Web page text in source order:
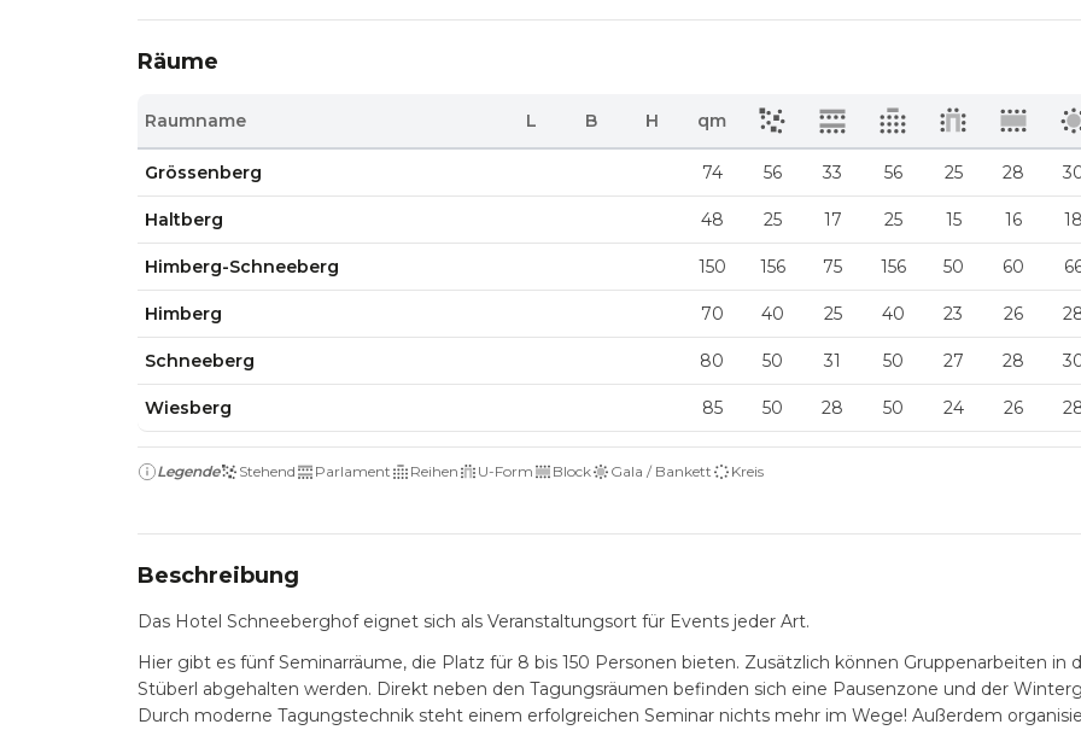
Räume
Raumname L B H qm
Grössenberg 74 56 33 56 25 28
Haltberg 48 25 17 25 15 16 18
Himberg-Schneeberg 150 156 75 156 50 60
Himberg 70 40 25 40 23 26
Schneeberg 80 50 31 50 27 28
Wiesberg 85 50 28 50 24 26
Legende Stehend Parlament Reihen U-Form Block Gala / Bankett Kreis
Beschreibung
Das Hotel Schneeberghof eignet sich als Veranstaltungsort für Events jeder Art.
Hier gibt es fünf Seminarräume, die Platz für 8 bis 150 Personen bieten. Zusätzlich können Gruppenarbeiten in
Stüberl abgehalten werden. Direkt neben den Tagungsräumen befinden sich eine Pausenzone und der
Durch moderne Tagungstechnik steht einem erfolgreichen Seminar nichts mehr im Wege! Außerdem